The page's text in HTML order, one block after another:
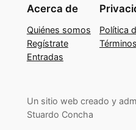
Acerca de
Quiénes somos
Regístrate
Entradas
Política
Un sitio web creado y
Stuardo Concha